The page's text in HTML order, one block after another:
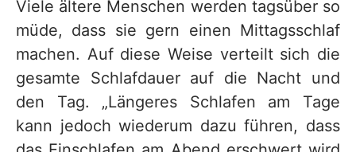
Viele ältere Menschen werden tagsüber so
müde, dass sie gern einen Mittagsschlaf
machen. Auf diese Weise verteilt sich die
gesamte Schlafdauer auf die Nacht und
den Tag. „Längeres Schlafen am Tage
kann jedoch wiederum dazu führen, dass